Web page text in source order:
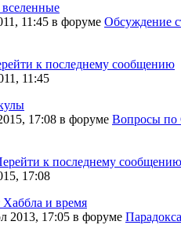
11:45 в форуме Обсуждение
11:45
17:08 в форуме Вопросы
17:08
Хаббла и время
2013, 17:05 в форуме